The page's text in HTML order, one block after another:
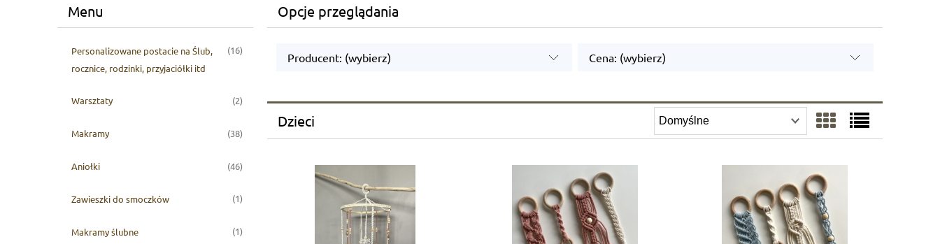
Menu
Personalizowane postacie na Ślub,
rocznice, rodzinki, przyjaciółki itd
(16)
Warsztaty (2)
Makramy (38)
Aniołki (46)
Zawieszki do smoczków (1)
Makramy ślubne (1)
Opcje przeglądania
Producent: (wybierz) Cena: (wybierz)
Dzieci